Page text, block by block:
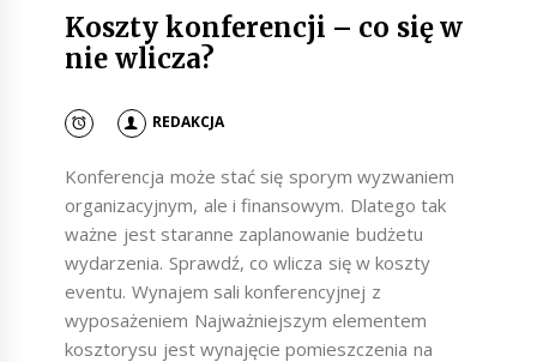
Koszty konferencji – co się w
nie wlicza?
REDAKCJA
Konferencja może stać się sporym wyzwaniem
organizacyjnym, ale i finansowym. Dlatego tak
ważne jest staranne zaplanowanie budżetu
wydarzenia. Sprawdź, co wlicza się w koszty
eventu. Wynajem sali konferencyjnej z
wyposażeniem Najważniejszym elementem
kosztorysu jest wynajęcie pomieszczenia na